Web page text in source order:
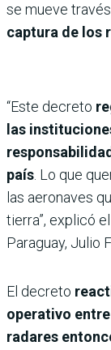
se mueve
captura de los
“Este decreto
las
país . Lo que
las aeronaves
tierra”, explicó
Paraguay, Julio
El decreto
operativo
radares